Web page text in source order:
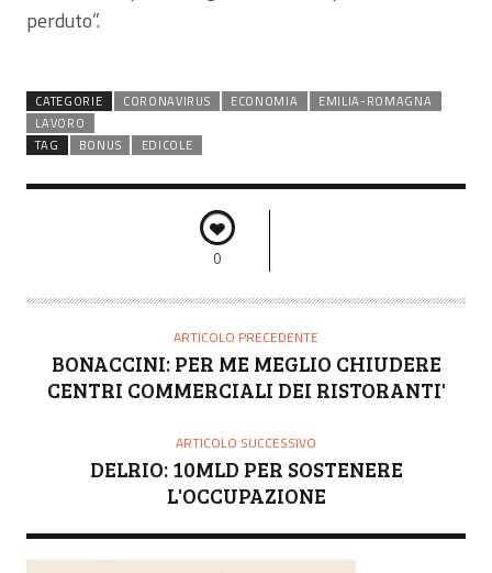
perduto”.
CATEGORIE CORONAVIRUS ECONOMIA
EMILIA-ROMAGNA
LAVORO
TAG
BONUS EDICOLE
0
ARTICOLO PRECEDENTE
BONACCINI: PER ME MEGLIO CHIUDERE
CENTRI COMMERCIALI DEI RISTORANTI'
ARTICOLO SUCCESSIVO
DELRIO: 10MLD PER SOSTENERE
L'OCCUPAZIONE